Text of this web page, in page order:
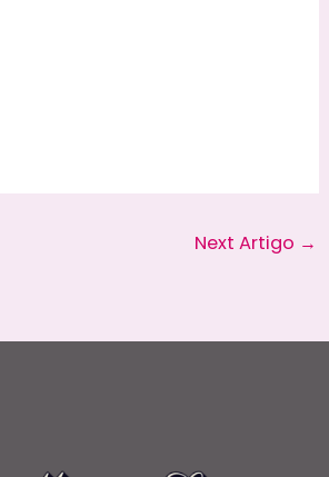
Next Artigo →